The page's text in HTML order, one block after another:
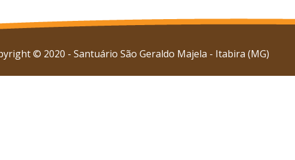
© 2020 - Santuário São Geraldo Majela - Itabira (MG)